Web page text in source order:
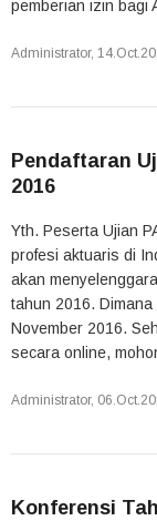
pemberian izin bagi
Administrator,
Pendaftaran
2016
Yth. Peserta Ujian
profesi aktuaris di
akan
tahun 2016.
November 2016.
secara online,
Administrator,
Konferensi